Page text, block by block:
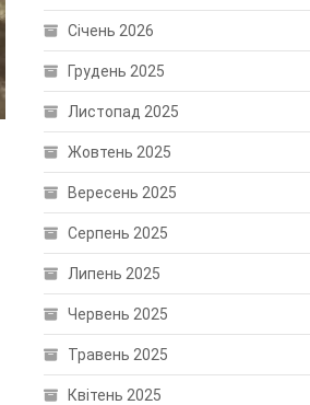
Січень 2026
Грудень 2025
Листопад 2025
Жовтень 2025
Вересень 2025
Серпень 2025
Липень 2025
Червень 2025
Травень 2025
Квітень 2025